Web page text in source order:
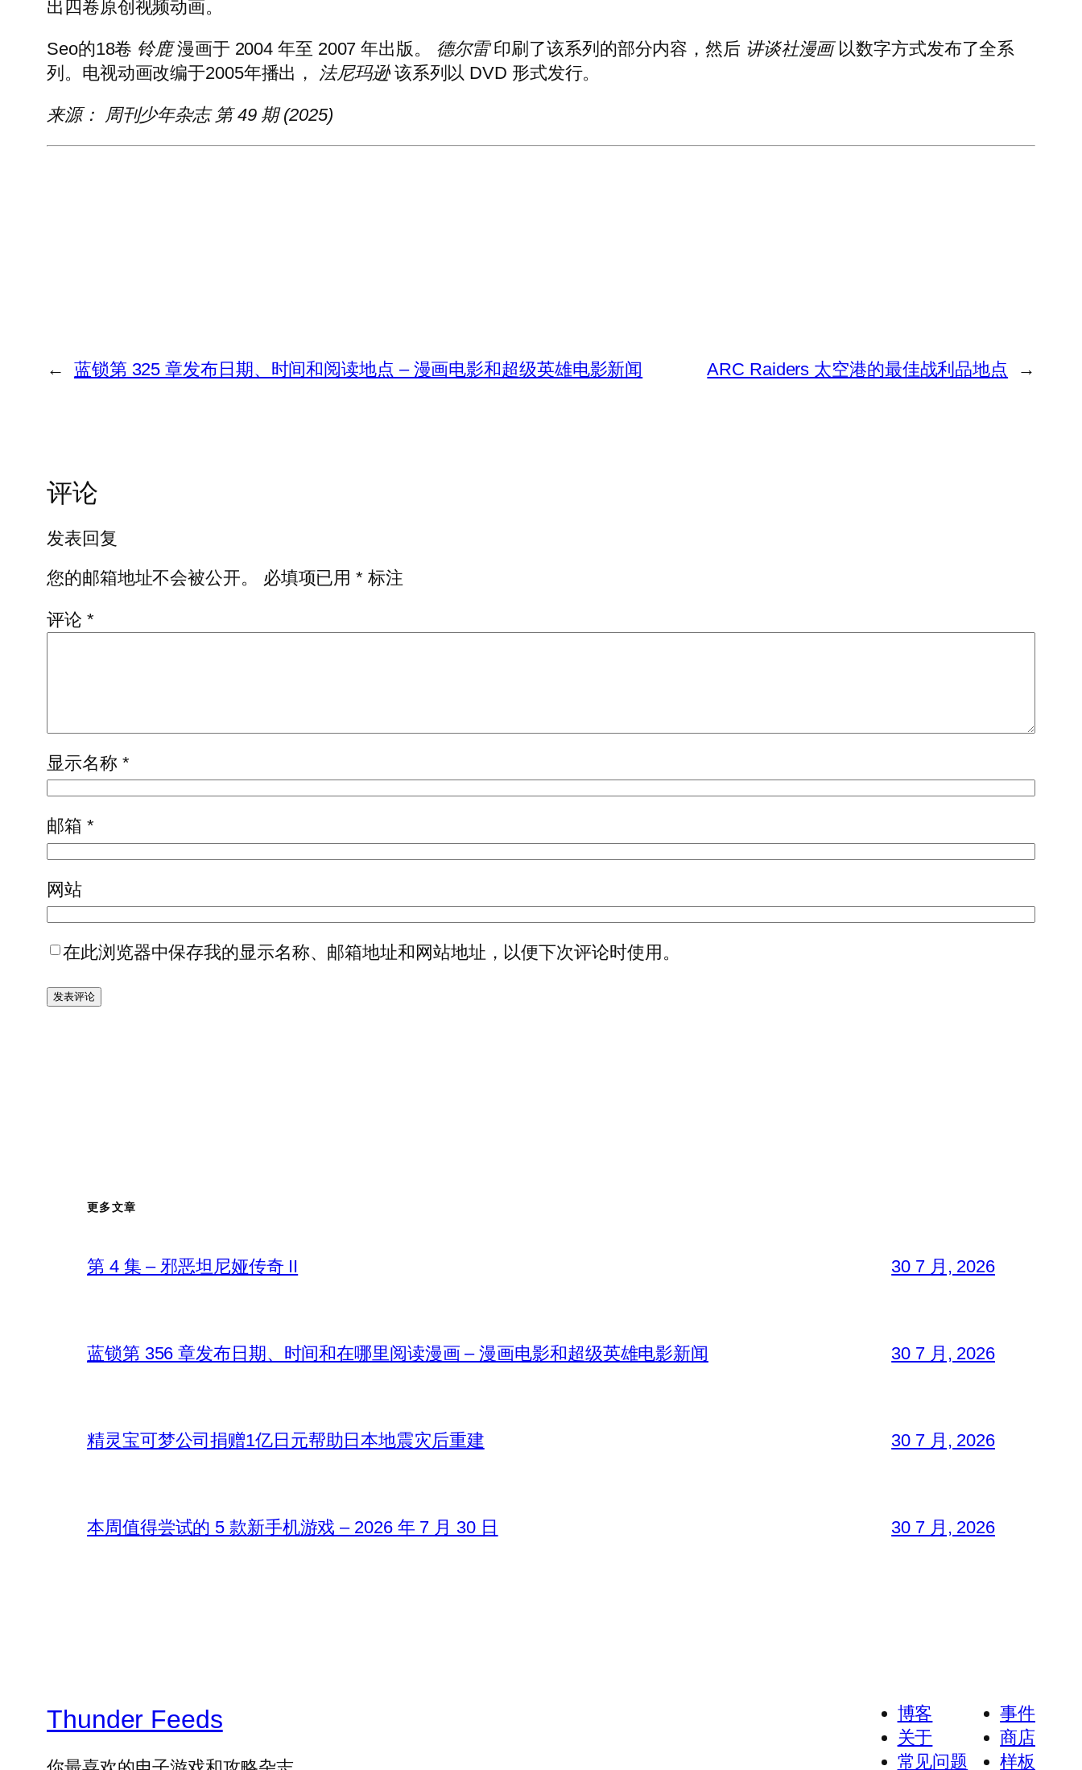
出四卷原创视频动画。
Seo的18卷 铃鹿漫画于 2004 年至 2007 年出版。 德尔雷印刷了该系列的部分内容，然后 讲谈社漫画以数字方式发布了全系
列。电视动画改编于2005年播出， 法尼玛逊该系列以 DVD 形式发行。
来源： 周刊少年杂志第 49 期 (2025)
← 蓝锁第 325 章发布日期、时间和阅读地点 – 漫画电影和超级英雄电影新闻 ARC Raiders 太空港的最佳战利品地点 →
评论
发表回复
您的邮箱地址不会被公开。
必填项已用* 标注
评论 *
显示名称 *
邮箱 *
网站
在此浏览器中保存我的显示名称、邮箱地址和网站地址，以便下次评论时使用。
更多文章
第 4 集 – 邪恶坦尼娅传奇 II 30 7 月, 2026
蓝锁第 356 章发布日期、时间和在哪里阅读漫画 – 漫画电影和超级英雄电影新闻 30 7 月, 2026
精灵宝可梦公司捐赠1亿日元帮助日本地震灾后重建 30 7 月, 2026
本周值得尝试的 5 款新手机游戏 – 2026 年 7 月 30 日 30 7 月, 2026
Thunder Feeds
博客
关于
常见问题
事件
商店
样板